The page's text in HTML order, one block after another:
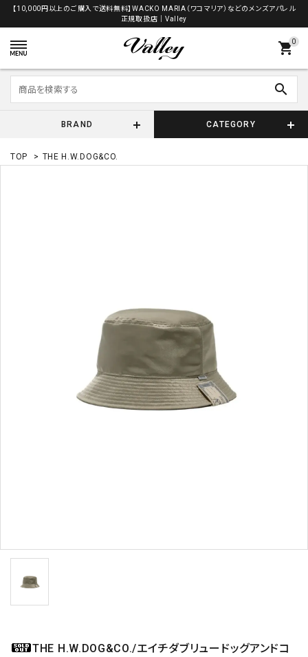
【10,000円以上のご購入で送料無料】WACKO MARIA（ワコマリア）などのメンズアパレル
正規取扱店│Valley
0
shopping_cart
search
BRAND CATEGORY
TOP > THE H.W.DOG&CO.
THE H.W.DOG&CO./エイチダブリュードッグアンドコ